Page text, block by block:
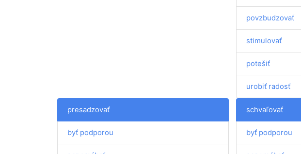
povzbudzovať
stimulovať
potešiť
urobiť radosť
presadzovať
byť podporou
schvaľovať
byť podporou